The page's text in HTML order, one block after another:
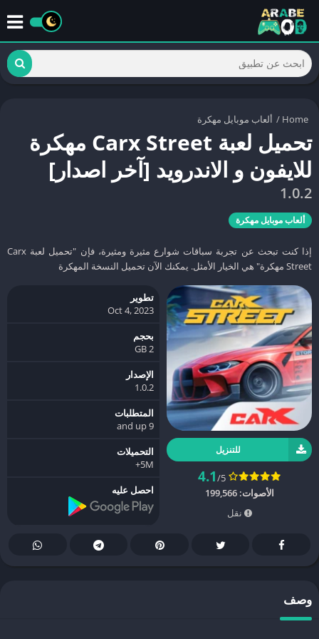
Home
/ ألعاب موبايل مهكرة
تحميل لعبة Carx Street مهكرة
للايفون و الاندرويد [آخر اصدار]
1.0.2
ألعاب موبايل مهكرة
إذا كنت تبحث عن تجربة سباقات شوارع مثيرة ومثيرة، فإن "تحميل لعبة Carx
Street مهكرة" هي الخيار الأمثل. يمكنك الآن تحميل النسخة المهكرة
للتنزيل
4.1/5
الأصوات:199,566
نقل
تطوير
Oct 4, 2023
بحجم
2 GB
الإصدار
1.0.2
المتطلبات
9 and up
التحميلات
5M+
احصل عليه
وصف